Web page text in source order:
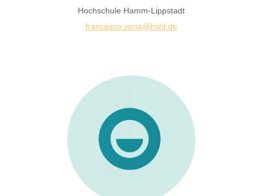
Hochschule Hamm-Lippstadt
francesco.vona@hshl.de